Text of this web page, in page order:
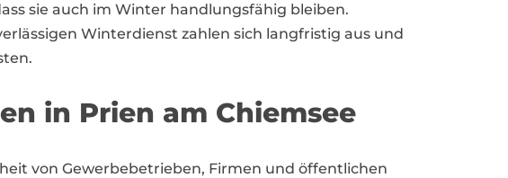
sie auch im Winter handlungsfähig bleiben.
Winterdienst zahlen sich langfristig aus und
in Prien am Chiemsee
von Gewerbebetrieben, Firmen und öffentlichen